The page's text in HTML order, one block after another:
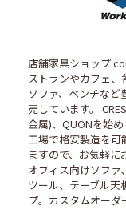
店舗家具ショップ
ストランやカフェ、
ソファ、ベンチな
売しています。
金属)、QUONを始
工場で格安製造を可
ますので、お気軽に
オフィス向けソファ
ツール、テーブル天
プ。カスタムオーダ